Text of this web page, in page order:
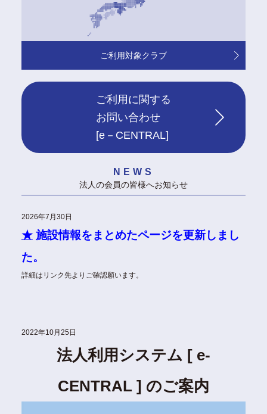
ご利用対象クラブ
ご利用に関する
お問い合わせ
[e－CENTRAL]
NEWS
法人の会員の皆様へお知らせ
2026年7月30日
★施設情報をまとめたページを更新しまし
た。
詳細はリンク先よりご確認願います。
2022年10月25日
法人利用システム [ e-
CENTRAL ] のご案内